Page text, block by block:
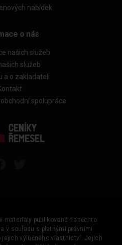
nabídek
o nás
našich služeb
služeb
a o zakladateli
spolupráce
materiály publikované na těchto
v souladu s platnými právními
jejich výlučného vlastnictví. Jejich